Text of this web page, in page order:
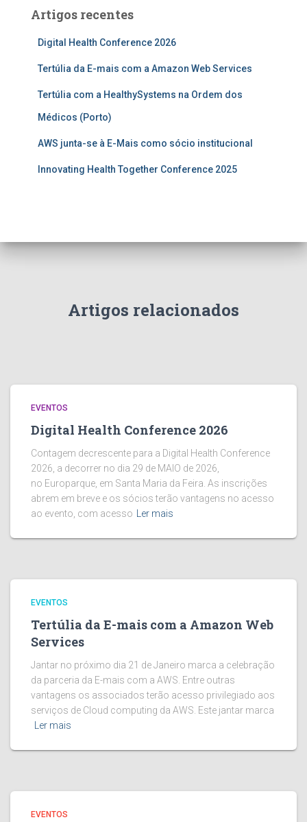
Artigos recentes
Digital Health Conference 2026
Tertúlia da E-mais com a Amazon Web Services
Tertúlia com a HealthySystems na Ordem dos
Médicos (Porto)
AWS junta-se à E-Mais como sócio institucional
Innovating Health Together Conference 2025
Artigos relacionados
EVENTOS
Digital Health Conference 2026
Contagem decrescente para a Digital Health Conference
2026, a decorrer no dia 29 de MAIO de 2026,
no Europarque, em Santa Maria da Feira. As inscrições
abrem em breve e os sócios terão vantagens no acesso
ao evento, com acesso
Ler mais
EVENTOS
Tertúlia da E-mais com a Amazon Web
Services
Jantar no próximo dia 21 de Janeiro marca a celebração
da parceria da E-mais com a AWS. Entre outras
vantagens os associados terão acesso privilegiado aos
serviços de Cloud computing da AWS. Este jantar marca
Ler mais
EVENTOS